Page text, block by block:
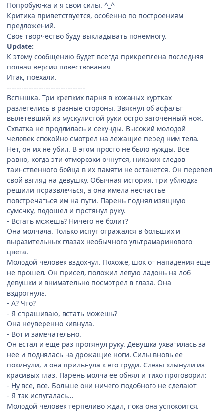
Попробую-ка и я свои силы. ^_^
Критика приветствуется, особенно по построениям
предложений.
Свое творчество буду выкладывать понемногу.
Update:
К этому сообщению будет всегда прикреплена поcледняя
полная версия повествования.
Итак, поехали.
--------------------------------
Вспышка. Три крепких парня в кожаных куртках
разлетелись в разные стороны. Звякнул об асфальт
вылетевший из мускулистой руки остро заточенный нож.
Схватка не продлилась и секунды. Высокий молодой
человек спокойно смотрел на лежащие перед ним тела.
Нет, он их не убил. В этом просто не было нужды. Все
равно, когда эти отморозки очнутся, никаких следов
таинственного бойца в их памяти не останется. Он перевел
свой взгляд на девушку. Обычная история, три ублюдка
решили поразвлечься, а она имела несчастье
повстречаться им на пути. Парень поднял изящную
сумочку, подошел и протянул руку.
- Встать можешь? Ничего не болит?
Она молчала. Только испуг отражался в больших и
выразительных глазах необычного ультрамаринового
цвета.
Молодой человек вздохнул. Похоже, шок от нападения еще
не прошел. Он присел, положил левую ладонь на лоб
девушки и внимательно посмотрел в глаза. Она
вздрогнула.
- А? Что?
- Я спрашиваю, встать можешь?
Она неуверенно кивнула.
- Вот и замечательно.
Он встал и еще раз протянул руку. Девушка ухватилась за
нее и поднялась на дрожащие ноги. Силы вновь ее
покинули, и она прильнула к его груди. Слезы хлынули из
красивых глаз. Парень молча ее обнял и тихо проговорил:
- Ну все, все. Больше они ничего подобного не сделают.
- Я так испугалась…
Молодой человек терпеливо ждал, пока она успокоится.